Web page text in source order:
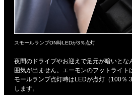
スモールランプON時LEDが3％点灯
夜間のドライブやお迎えで足元が暗いとな
囲気が出ません。エーモンのフットライト
モールランプ点灯時はLEDが点灯（100％
します。